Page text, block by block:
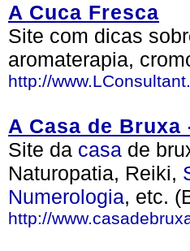
A Cuca Fresca
Site com dicas
aromaterapia,
http://
A Casa de
Site da casa de
Naturopatia, Reiki,
Numerologia, etc.
http://